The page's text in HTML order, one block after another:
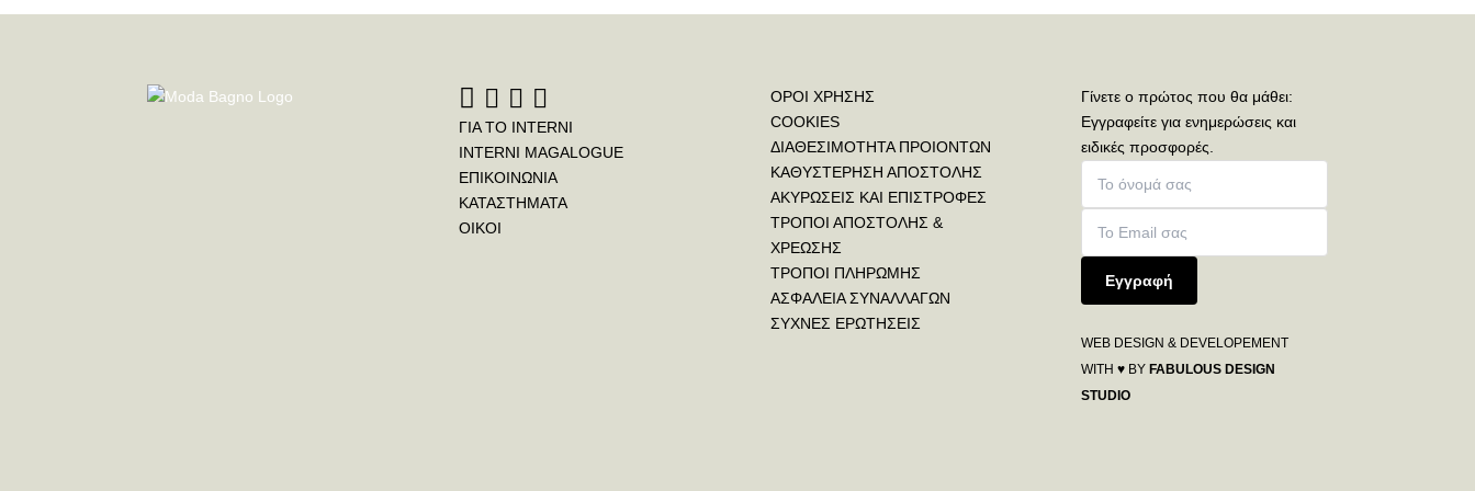
ΓΙΑ ΤΟ INTERNI
INTERNI MAGALOGUE
ΕΠΙΚΟΙΝΩΝΙΑ
ΚΑΤΑΣΤΗΜΑΤΑ
ΟΙΚΟΙ
ΟΡΟΙ ΧΡΗΣΗΣ
COOKIES
ΔΙΑΘΕΣΙΜΟΤΗΤΑ ΠΡΟΙΟΝΤΩΝ
ΚΑΘΥΣΤΕΡΗΣΗ ΑΠΟΣΤΟΛΗΣ
ΑΚΥΡΩΣΕΙΣ ΚΑΙ ΕΠΙΣΤΡΟΦΕΣ
ΤΡΟΠΟΙ ΑΠΟΣΤΟΛΗΣ &
ΧΡΕΩΣΗΣ
ΤΡΟΠΟΙ ΠΛΗΡΩΜΗΣ
ΑΣΦΑΛΕΙΑ ΣΥΝΑΛΛΑΓΩΝ
ΣΥΧΝΕΣ ΕΡΩΤΗΣΕΙΣ
Γίνετε ο πρώτος που θα μάθει:
Εγγραφείτε για ενημερώσεις και
ειδικές προσφορές.
Εγγραφή
WEB DESIGN & DEVELOPEMENT
WITH ♥ BY FABULOUS DESIGN
STUDIO